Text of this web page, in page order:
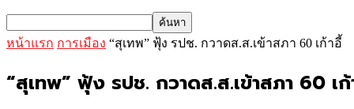
หน้าแรก การเมือง “สุเทพ” ฟุ้ง รปช. กวาดส.ส.เข้าสภา 60 เก้าอี้
“สุเทพ” ฟุ้ง รปช. กวาดส.ส.เข้าสภา 60 เ